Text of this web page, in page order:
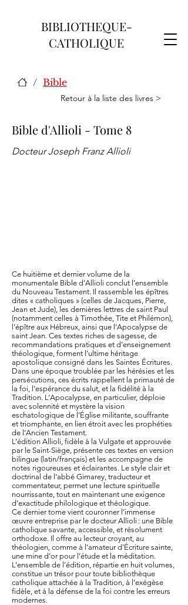
BIBLIOTHEQUE-
CATHOLIQUE
/ Bible
Retour à la liste des livres >
Bible d'Allioli - Tome 8
Docteur Joseph Franz Allioli
Ce huitième et dernier volume de la
monumentale Bible d’Allioli conclut l’ensemble
du Nouveau Testament. Il rassemble les épîtres
dites « catholiques » (celles de Jacques, Pierre,
Jean et Jude), les dernières lettres de saint Paul
(notamment celles à Timothée, Tite et Philémon),
l’épître aux Hébreux, ainsi que l’Apocalypse de
saint Jean. Ces textes riches de sagesse, de
recommandations pratiques et d’enseignement
théologique, forment l’ultime héritage
apostolique consigné dans les Saintes Écritures.
Dans une époque troublée par les hérésies et les
persécutions, ces écrits rappellent la primauté de
la foi, l’espérance du salut, et la fidélité à la
Tradition. L’Apocalypse, en particulier, déploie
avec solennité et mystère la vision
eschatologique de l’Église militante, souffrante
et triomphante, en lien étroit avec les prophéties
de l’Ancien Testament.
L’édition Allioli, fidèle à la Vulgate et approuvée
par le Saint-Siège, présente ces textes en version
bilingue (latin/français) et les accompagne de
notes rigoureuses et éclairantes. Le style clair et
doctrinal de l’abbé Gimarey, traducteur et
commentateur, permet une lecture spirituelle
nourrissante, tout en maintenant une exigence
d’exactitude philologique et théologique.
Ce dernier tome vient couronner l’immense
œuvre entreprise par le docteur Allioli : une Bible
catholique savante, accessible, et résolument
orthodoxe. Il offre au lecteur croyant, au
théologien, comme à l’amateur d’Écriture sainte,
une mine d’or pour l’étude et la méditation.
L’ensemble de l’édition, répartie en huit volumes,
constitue un trésor pour toute bibliothèque
catholique attachée à la Tradition, à l’exégèse
fidèle, et à la défense de la foi contre les erreurs
modernes.